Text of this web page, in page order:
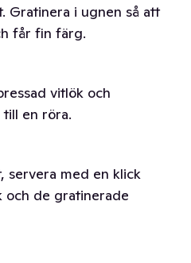
Gratinera i ugnen så att
får fin färg.
vitlök och
en röra.
servera med en klick
och de gratinerade